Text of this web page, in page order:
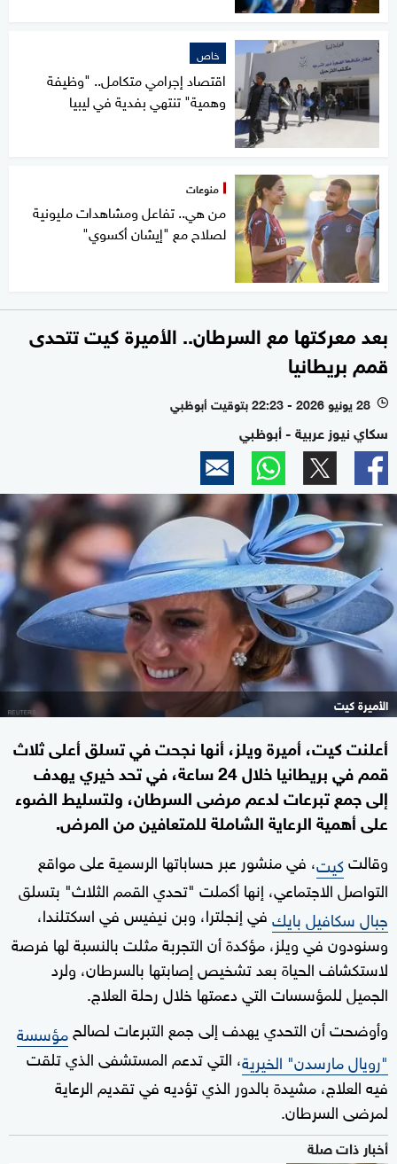
خاص
اقتصاد إجرامي متكامل.. "وظيفة
وهمية" تنتهي بفدية في ليبيا
منوعات
من هي.. تفاعل ومشاهدات مليونية
لصلاح مع "إيشان أكسوي"
بعد معركتها مع السرطان.. الأميرة كيت تتحدى
قمم بريطانيا
l 28 يونيو 2026 - 22:23 بتوقيت أبوظبي
سكاي نيوز عربية - أبوظبي
الأميرة كيت
أعلنت كيت، أميرة ويلز، أنها نجحت في تسلق أعلى ثلاث
قمم في بريطانيا خلال 24 ساعة، في تحد خيري يهدف
إلى جمع تبرعات لدعم مرضى السرطان، ولتسليط الضوء
على أهمية الرعاية الشاملة للمتعافين من المرض.
وقالتكيت، في منشور عبر حساباتها الرسمية على مواقع
التواصل الاجتماعي، إنها أكملت "تحدي القمم الثلاث" بتسلق
جبال سكافيل بايكفي إنجلترا، وبن نيفيس في اسكتلندا،
وسنودون في ويلز، مؤكدة أن التجربة مثلت بالنسبة لها فرصة
لاستكشاف الحياة بعد تشخيص إصابتها بالسرطان، ولرد
الجميل للمؤسسات التي دعمتها خلال رحلة العلاج.
وأوضحت أن التحدي يهدف إلى جمع التبرعات لصالحمؤسسة
"رويال مارسدن" الخيرية، التي تدعم المستشفى الذي تلقت
فيه العلاج، مشيدة بالدور الذي تؤديه في تقديم الرعاية
لمرضى السرطان.
أخبار ذات صلة